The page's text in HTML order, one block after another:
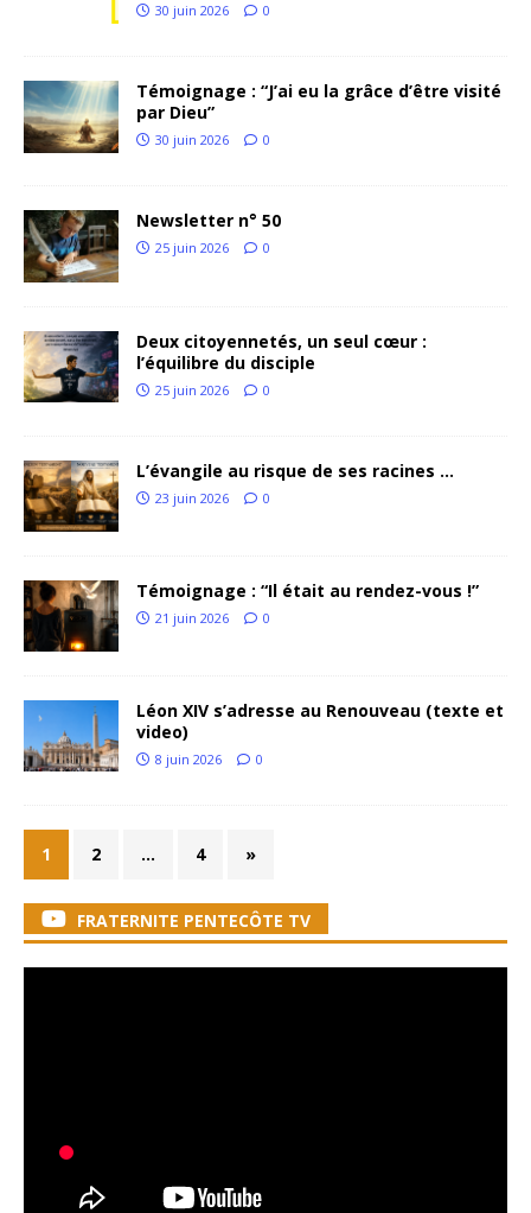
30 juin 2026 0
Témoignage : “J’ai eu la grâce d’être visité
par Dieu”
30 juin 2026 0
Newsletter n° 50
25 juin 2026 0
Deux citoyennetés, un seul cœur :
l’équilibre du disciple
25 juin 2026 0
L’évangile au risque de ses racines …
23 juin 2026 0
Témoignage : “Il était au rendez-vous !”
21 juin 2026 0
Léon XIV s’adresse au Renouveau (texte et
video)
8 juin 2026 0
1 2 … 4 »
FRATERNITE PENTECÔTE TV